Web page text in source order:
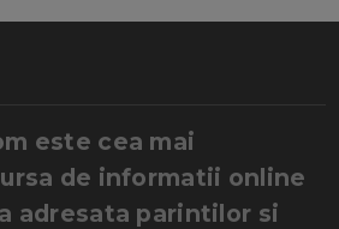
este cea mai
de informatii online
adresata parintilor si